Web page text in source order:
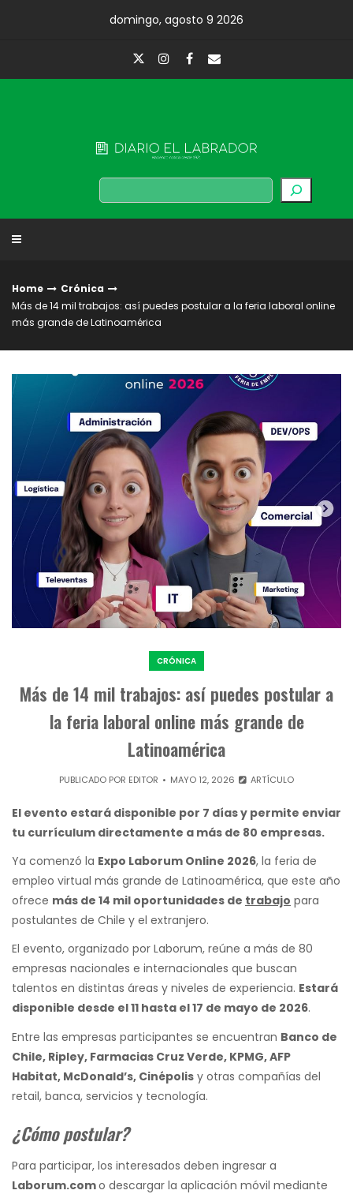
domingo, agosto 9 2026
Buscar
Home
Crónica
Más de 14 mil trabajos: así puedes postular a la feria laboral online
más grande de Latinoamérica
CRÓNICA
Más de 14 mil trabajos: así puedes postular a
la feria laboral online más grande de
Latinoamérica
PUBLICADO POR EDITOR MAYO 12, 2026 ARTÍCULO
El evento estará disponible por 7 días y permite enviar
tu currículum directamente a más de 80 empresas.
Ya comenzó la Expo Laborum Online 2026, la feria de
empleo virtual más grande de Latinoamérica, que este año
ofrece más de 14 mil oportunidades de trabajo para
postulantes de Chile y el extranjero.
El evento, organizado por Laborum, reúne a más de 80
empresas nacionales e internacionales que buscan
talentos en distintas áreas y niveles de experiencia. Estará
disponible desde el 11 hasta el 17 de mayo de 2026.
Entre las empresas participantes se encuentran Banco de
Chile, Ripley, Farmacias Cruz Verde, KPMG, AFP
Habitat, McDonald’s, Cinépolis y otras compañías del
retail, banca, servicios y tecnología.
¿Cómo postular?
Para participar, los interesados deben ingresar a
Laborum.como descargar la aplicación móvil mediante